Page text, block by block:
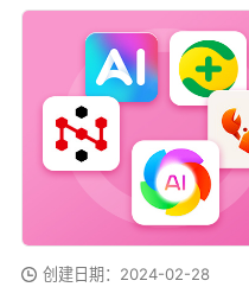
创建日期：2024-02-28